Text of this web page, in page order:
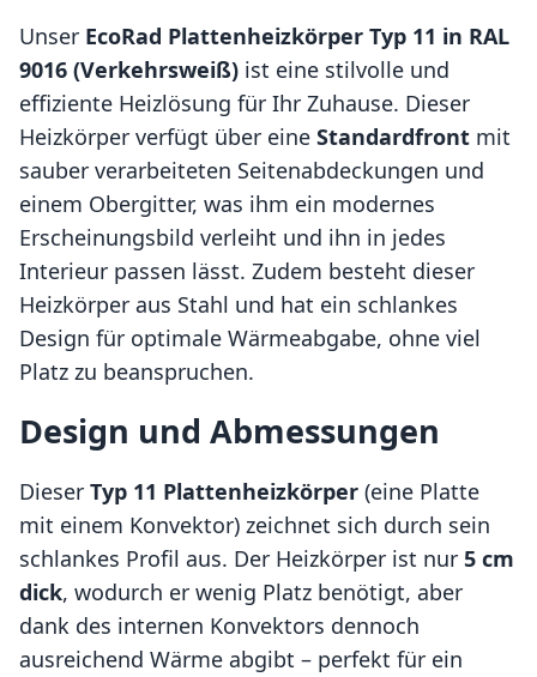
Unser EcoRad Plattenheizkörper Typ 11 in RAL
9016 (Verkehrsweiß) ist eine stilvolle und
effiziente Heizlösung für Ihr Zuhause. Dieser
Heizkörper verfügt über eine Standardfront mit
sauber verarbeiteten Seitenabdeckungen und
einem Obergitter, was ihm ein modernes
Erscheinungsbild verleiht und ihn in jedes
Interieur passen lässt. Zudem besteht dieser
Heizkörper aus Stahl und hat ein schlankes
Design für optimale Wärmeabgabe, ohne viel
Platz zu beanspruchen.
Design und Abmessungen
Dieser Typ 11 Plattenheizkörper (eine Platte
mit einem Konvektor) zeichnet sich durch sein
schlankes Profil aus. Der Heizkörper ist nur 5 cm
dick, wodurch er wenig Platz benötigt, aber
dank des internen Konvektors dennoch
ausreichend Wärme abgibt – perfekt für ein